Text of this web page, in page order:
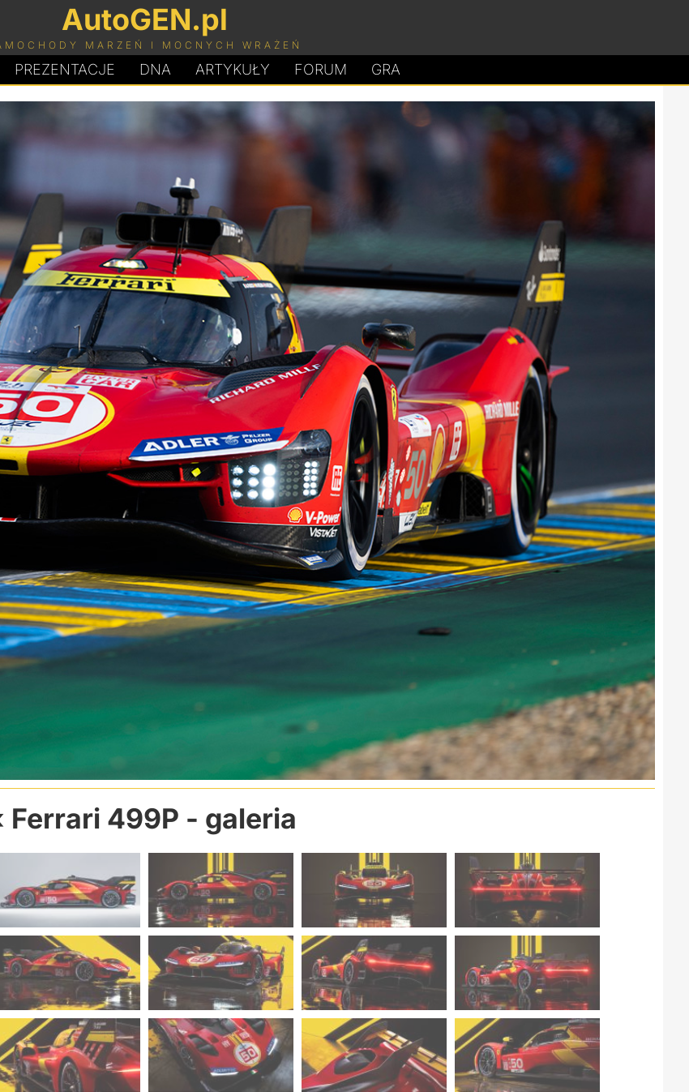
AutoGEN.pl
MARZEŃ I MOCNYCH WRAŻEŃ
PREZENTACJE DNA ARTYKUŁY FORUM GRA
Ferrari 499P - galeria